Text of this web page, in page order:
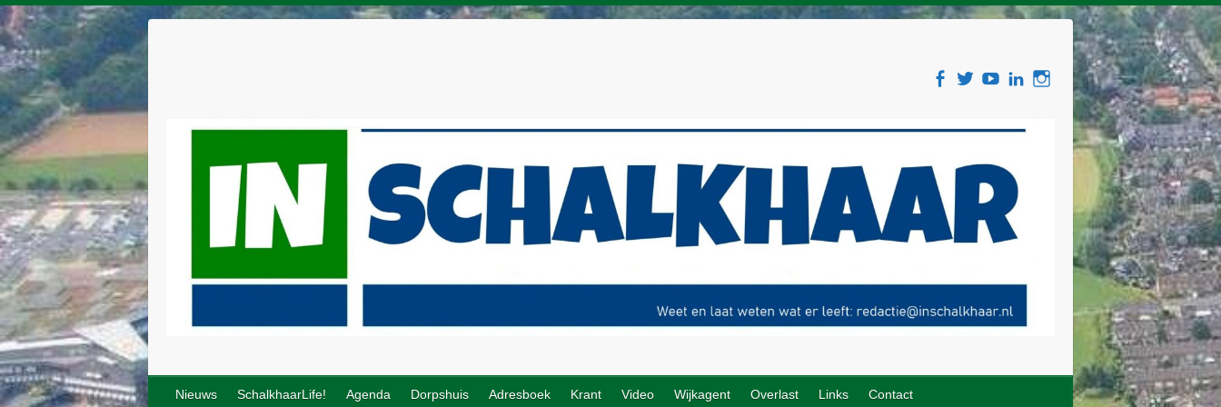
Nieuws SchalkhaarLife! Agenda Dorpshuis Adresboek Krant Video Wijkagent Overlast Links Contact